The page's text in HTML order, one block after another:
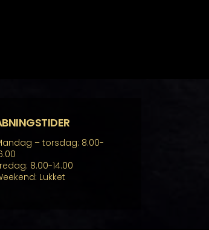
– torsdag: 8.00-
8.00-14.00
Lukket